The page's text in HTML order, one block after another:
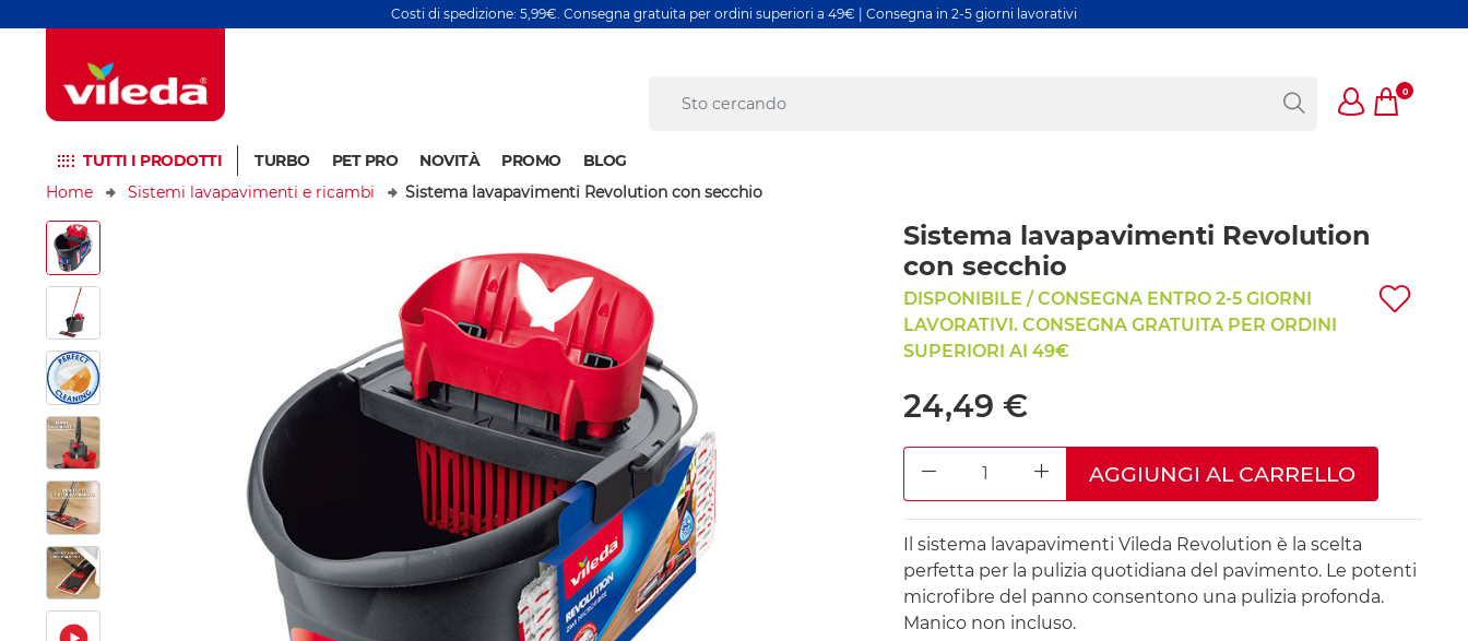
Costi di spedizione: 5,99€. Consegna gratuita per ordini superiori a 49€ | Consegna in 2-5 giorni lavorativi
0
TUTTI I PRODOTTI TURBO PET PRO NOVITÀ PROMO
BLOG
Home
Sistemi lavapavimenti e ricambi Sistema lavapavimenti Revolution con secchio
Sistema lavapavimenti Revolution
con secchio
DISPONIBILE / CONSEGNA ENTRO 2-5 GIORNI
LAVORATIVI. CONSEGNA GRATUITA PER ORDINI
SUPERIORI AI 49€
24,49 €
DECREASE QUANTITYINCREASE QUANTITY
AGGIUNGI AL CARRELLO
Il sistema lavapavimenti Vileda Revolution è la scelta
perfetta per la pulizia quotidiana del pavimento. Le potenti
microfibre del panno consentono una pulizia profonda.
Manico non incluso.